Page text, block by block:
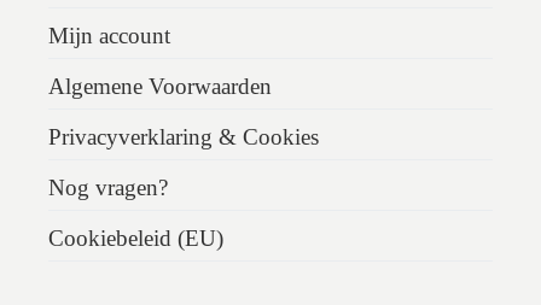
Mijn account
Algemene Voorwaarden
Privacyverklaring & Cookies
Nog vragen?
Cookiebeleid (EU)